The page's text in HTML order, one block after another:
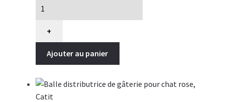
Balle
distributrice
gâterie
pour
bleu,
Catit
+
Ajouter au panier